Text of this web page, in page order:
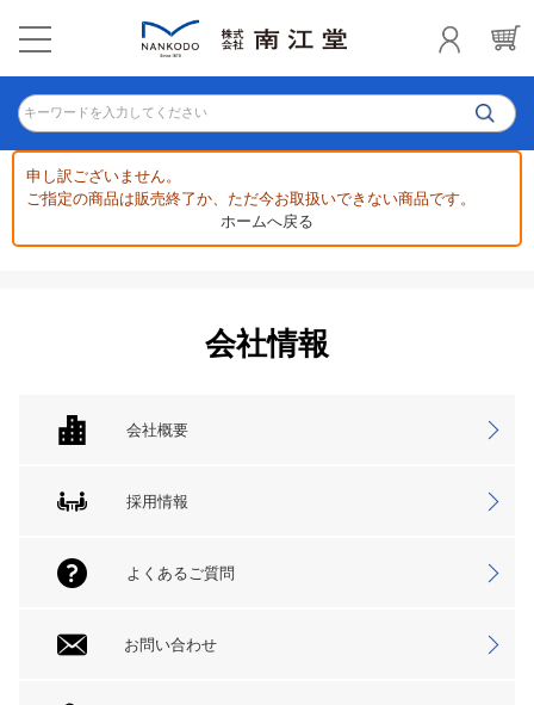
キーワードを入力してください
申し訳ございません。
ご指定の商品は販売終了か、ただ今お取扱いできない商品です。
ホームへ戻る
会社情報
会社概要
採用情報
よくあるご質問
お問い合わせ